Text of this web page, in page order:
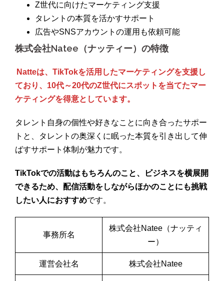
Z世代に向けたマーケティング支援
タレントの本質を活かすサポート
広告やSNSアカウントの運用も依頼可能
株式会社Natee（ナッティー）の特徴
Natteは、TikTokを活用したマーケティングを支援し
ており、10代～20代のZ世代にスポットを当てたマー
ケティングを得意としています。
タレント自身の個性や好きなことに向き合ったサポー
トと、タレントの奥深くに眠った本質を引き出して伸
ばすサポート体制が魅力です。
TikTokでの活動はもちろんのこと、ビジネスを横展開
できるため、配信活動をしながらほかのことにも挑戦
したい人におすすめです。
事務所名
株式会社Natee（ナッティ
ー）
運営会社名 株式会社Natee